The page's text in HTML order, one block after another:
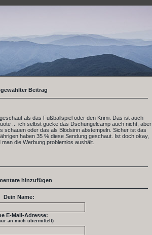
Beitrag
als das Fußballspiel oder den Krimi. Das ist auch
... ich selbst gucke das Dschungelcamp auch nicht, aber
schauen oder das als Blödsinn abstempeln. Sicher ist das
haben 35 % diese Sendung geschaut. Ist doch okay,
die Werbung problemlos aushält.
hinzufügen
Dein Name:
E-Mail-Adresse:
an mich übermittelt)